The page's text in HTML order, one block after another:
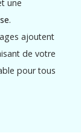
une
.
ajoutent
de votre
pour tous